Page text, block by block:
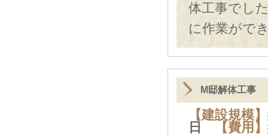
体工事でし
に作業がで
M邸解体工事
【建設規模】
日
【費用】